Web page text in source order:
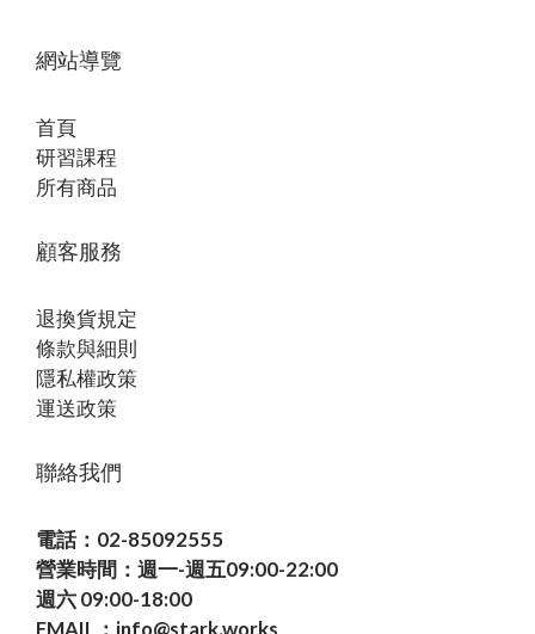
網站導覽
首頁
研習課程
所有商品
顧客服務
退換貨規定
條款與細則
隱私權政策
運送政策
聯絡我們
電話：02-85092555
營業時間：週一-週五09:00-22:00
週六 09:00-18:00